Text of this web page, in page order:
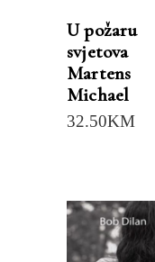
U požaru
svjetova
Martens
Michael
32.50KM